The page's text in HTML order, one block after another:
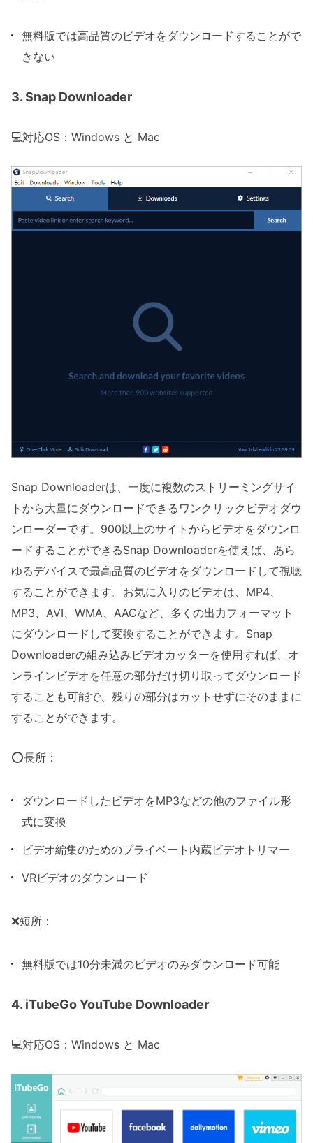
無料版では高品質のビデオをダウンロードすることがで
きない
3. Snap Downloader
💻対応OS：Windows と Mac
Snap Downloaderは、一度に複数のストリーミングサイ
トから大量にダウンロードできるワンクリックビデオダウ
ンローダーです。900以上のサイトからビデオをダウンロ
ードすることができるSnap Downloaderを使えば、あら
ゆるデバイスで最高品質のビデオをダウンロードして視聴
することができます。お気に入りのビデオは、MP4、
MP3、AVI、WMA、AACなど、多くの出力フォーマット
にダウンロードして変換することができます。Snap
Downloaderの組み込みビデオカッターを使用すれば、オ
ンラインビデオを任意の部分だけ切り取ってダウンロード
することも可能で、残りの部分はカットせずにそのままに
することができます。
⭕長所：
ダウンロードしたビデオをMP3などの他のファイル形
式に変換
ビデオ編集のためのプライベート内蔵ビデオトリマー
VRビデオのダウンロード
❌短所：
無料版では10分未満のビデオのみダウンロード可能
4. iTubeGo YouTube Downloader
💻対応OS：Windows と Mac